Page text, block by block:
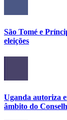
São Tomé e
eleições
Uganda autoriza
âmbito do